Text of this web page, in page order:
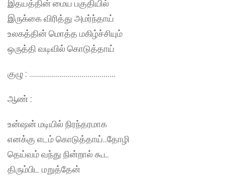
இதயத்தின் மைய பகுதியில்
இருக்கை விரித்து அமர்ந்தாய்
உலகத்தின் மொத்த மகிழ்ச்சியும்
ஒருத்தி வடிவில் கொடுத்தாய்
குழு : …………………………………….
ஆண் :
உன்ஷன் மடியில் நிரந்தரமாக
எனக்கு எடம் கொடுத்தாய்..தோழி
தெய்வம் வந்து நின்றால் கூட
திரும்பிட மறுத்தேன்